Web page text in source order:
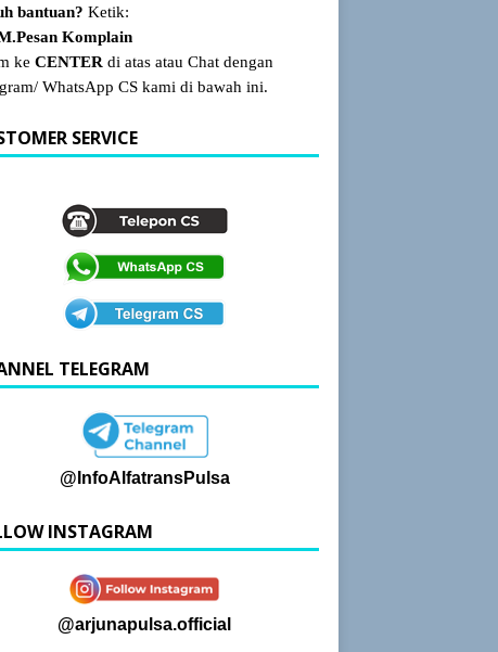
bantuan? Ketik:
Komplain
ke CENTERdi atas atau Chat dengan
WhatsApp CS kami di bawah ini.
SERVICE
TELEGRAM
@InfoAlfatransPulsa
INSTAGRAM
@arjunapulsa.official